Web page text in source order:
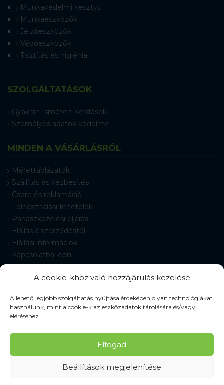
A cookie-khoz való hozzájárulás kezelése
A lehető legjobb szolgáltatás nyújtása érdekében olyan technológiákat
használunk, mint a cookie-k az eszközadatok tárolására és/vagy
eléréséhez.
Elfogad
Beállítások megjelenítése
Munkavédelmi kesztyű
Munkaeszközök
Jelzőeszközök
Védőeszközök
Tisztítás és higiénia
SZOLGÁLTATÁSOK
Gyakran Ismételt Kérdések
Személyes adatok védelme
MINDEN A VÁSÁRLÁSRÓL
Mérettáblázatok
Szállítás és kézbesítés
Csere és reklamáció
Felhasználási feltételek
Panaszkezelési eljárás
Elállás a szerződéstől
Elállási információk
Kapcsolatba lépni
Gyakran Ismételt Kérdések
Cookie-beállítások
© 2026 Pracovné odevy ZIKO s. r. o., minden jog fenntartva.